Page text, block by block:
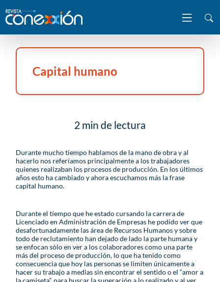
Capital humano
2 min de lectura
Durante mucho tiempo hablamos de la mano de obra y al
hacerlo nos referíamos principalmente a los trabajadores
quienes realizaban los procesos de producción. En los últimos
años esto ha cambiado y ahora escuchamos más la frase
capital humano.
Durante el tiempo que he estado cursando la carrera de
Licenciado en Administración de Empresas he podido ver que
desafortunadamente las área de Recursos Humanos y sobre
todo de reclutamiento han dejado de lado la parte humana y
se enfocan sólo en ver a los colaboradores como una parte
más del proceso de producción, lo que ha tenido como
consecuencia que hoy las personas se limiten únicamente a
hacer su trabajo a medias sin encontrar el sentido o el “amor a
la camiseta”, para buscar la superación a lo realizado y al ver